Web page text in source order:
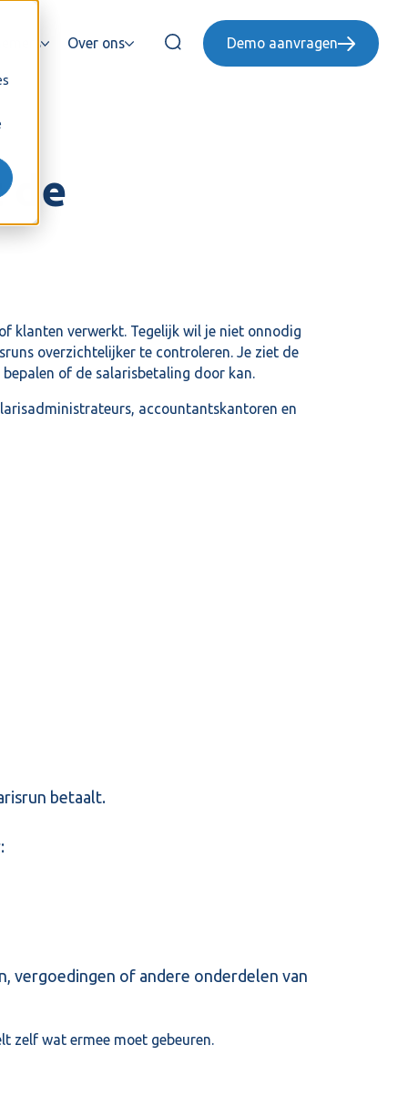
Over ons Demo aanvragen
de
klanten verwerkt. Tegelijk wil je niet onnodig
overzichtelijker te controleren. Je ziet de
of de salarisbetaling door kan.
accountantskantoren en
betaalt.
vergoedingen of andere onderdelen van
zelf wat ermee moet gebeuren.